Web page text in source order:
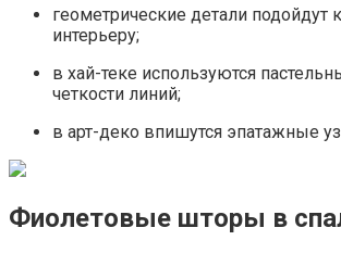
геометрические детали подойдут
интерьеру;
в хай-теке используются
четкости линий;
в арт-деко впишутся эпатажные
Фиолетовые шторы в